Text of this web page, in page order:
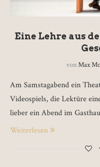
Eine Lehre aus
vonMax
Am Samstagabend ein
Videospiels, die Lektüre
lieber ein Abend im
Weiterlesen